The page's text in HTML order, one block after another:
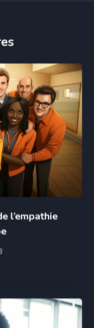
l’empathie